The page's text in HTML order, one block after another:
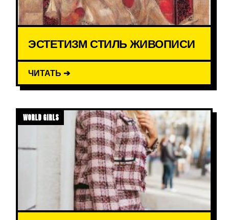
ЭСТЕТИЗМ СТИЛЬ ЖИВОПИСИ
ЧИТАТЬ ➔
WORLD GIRLS